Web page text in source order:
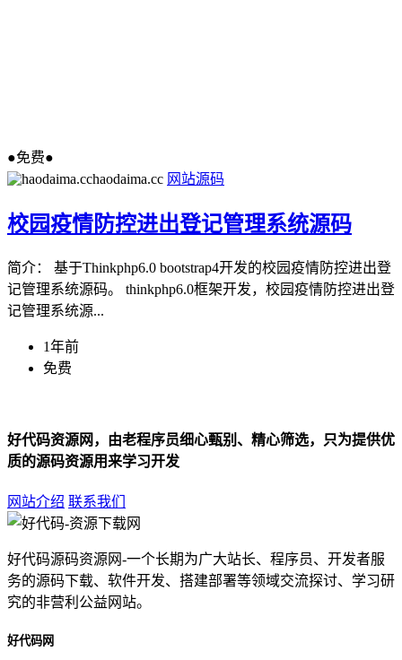
●免费●
haodaima.cc 网站源码
校园疫情防控进出登记管理系统源码
简介： 基于Thinkphp6.0 bootstrap4开发的校园疫情防控进出登
记管理系统源码。 thinkphp6.0框架开发，校园疫情防控进出登
记管理系统源...
1年前
免费
好代码资源网，由老程序员细心甄别、精心筛选，只为提供优
质的源码资源用来学习开发
网站介绍 联系我们
好代码源码资源网-一个长期为广大站长、程序员、开发者服
务的源码下载、软件开发、搭建部署等领域交流探讨、学习研
究的非营利公益网站。
好代码网